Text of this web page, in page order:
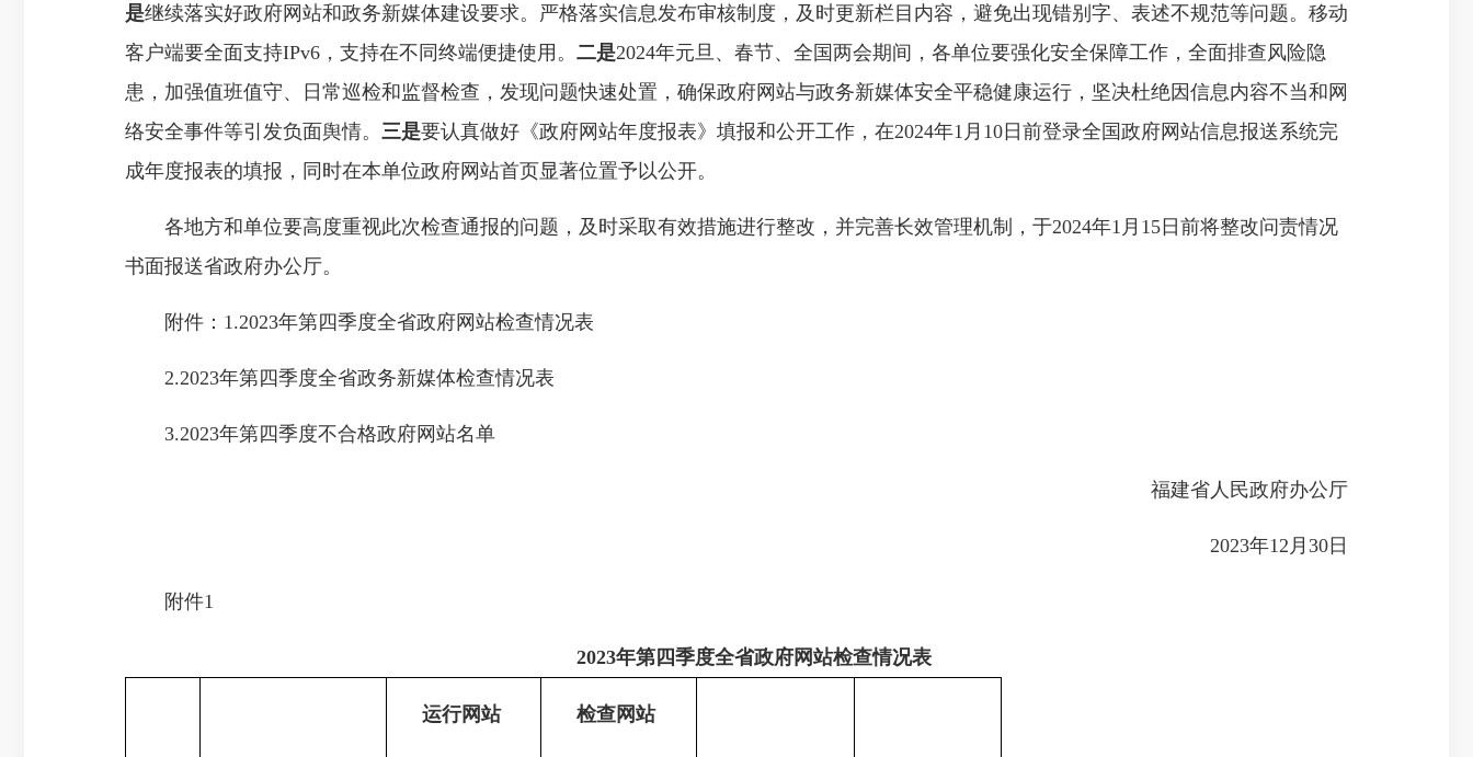
是继续落实好政府网站和政务新媒体建设要求。严格落实信息发布审核制度，及时更新栏目内容，避免出现错别字、表述不规范等问题。移动
客户端要全面支持IPv6，支持在不同终端便捷使用。 二是2024年元旦、春节、全国两会期间，各单位要强化安全保障工作，全面排查风险隐
患，加强值班值守、日常巡检和监督检查，发现问题快速处置，确保政府网站与政务新媒体安全平稳健康运行，坚决杜绝因信息内容不当和网
络安全事件等引发负面舆情。 三是要认真做好《政府网站年度报表》填报和公开工作，在2024年1月10日前登录全国政府网站信息报送系统完
成年度报表的填报，同时在本单位政府网站首页显著位置予以公开。
各地方和单位要高度重视此次检查通报的问题，及时采取有效措施进行整改，并完善长效管理机制，于2024年1月15日前将整改问责情况
书面报送省政府办公厅。
附件：1.2023年第四季度全省政府网站检查情况表
2.2023年第四季度全省政务新媒体检查情况表
3.2023年第四季度不合格政府网站名单
福建省人民政府办公厅
2023年12月30日
附件1
2023年第四季度全省政府网站检查情况表
运行网站 检查网站